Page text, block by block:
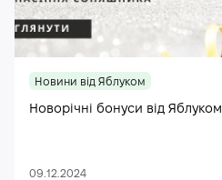
Новини від Яблуком
Новорічні бонуси від Яблуком
09.12.2024